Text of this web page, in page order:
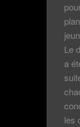
Le
a
les